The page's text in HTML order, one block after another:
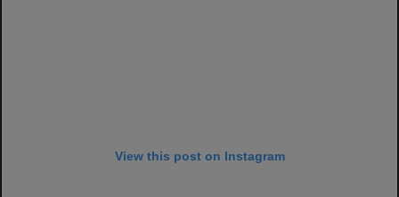
View this post on Instagram